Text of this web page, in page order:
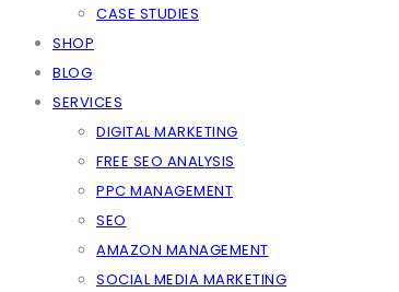
CASE STUDIES
SHOP
BLOG
SERVICES
DIGITAL MARKETING
FREE SEO ANALYSIS
PPC MANAGEMENT
SEO
AMAZON MANAGEMENT
SOCIAL MEDIA MARKETING